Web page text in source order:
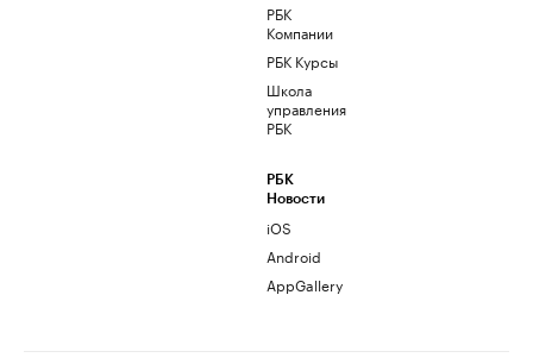
РБК
Компании
РБК Курсы
Школа
управления
РБК
РБК
Новости
iOS
Android
AppGallery